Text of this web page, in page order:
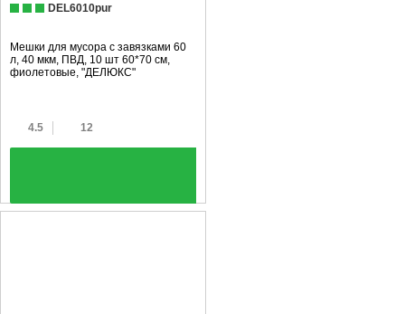
DEL6010pur
Мешки для мусора с завязками 60
л, 40 мкм, ПВД, 10 шт 60*70 см,
фиолетовые, "ДЕЛЮКС"
4.5 12